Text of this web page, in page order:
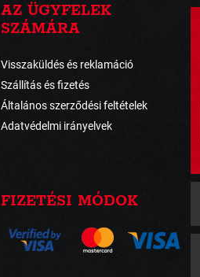
AZ ÜGYFELEK
SZÁMÁRA
Visszaküldés és reklamáció
Szállítás és fizetés
Általános szerződési feltételek
Adatvédelmi irányelvek
FIZETÉSI MÓDOK